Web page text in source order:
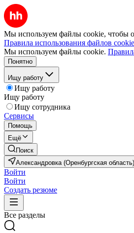
Мы используем файлы cookie, чтобы
Правила использования файлов cookie
Мы используем файлы cookie.
Понятно
Ищу работу
Ищу работу
Ищу работу
Ищу сотрудника
Сервисы
Помощь
Ещё
Поиск
Александровка (Оренбургская область)
Войти
Войти
Создать резюме
Все разделы